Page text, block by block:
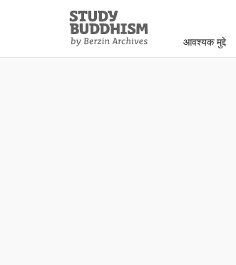
Study
Buddhism
Home
आवश्यक मुद्दे